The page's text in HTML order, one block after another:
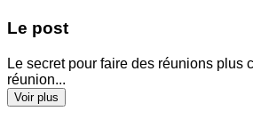
Le post
Le secret pour faire des réunions
réunion...
Voir plus